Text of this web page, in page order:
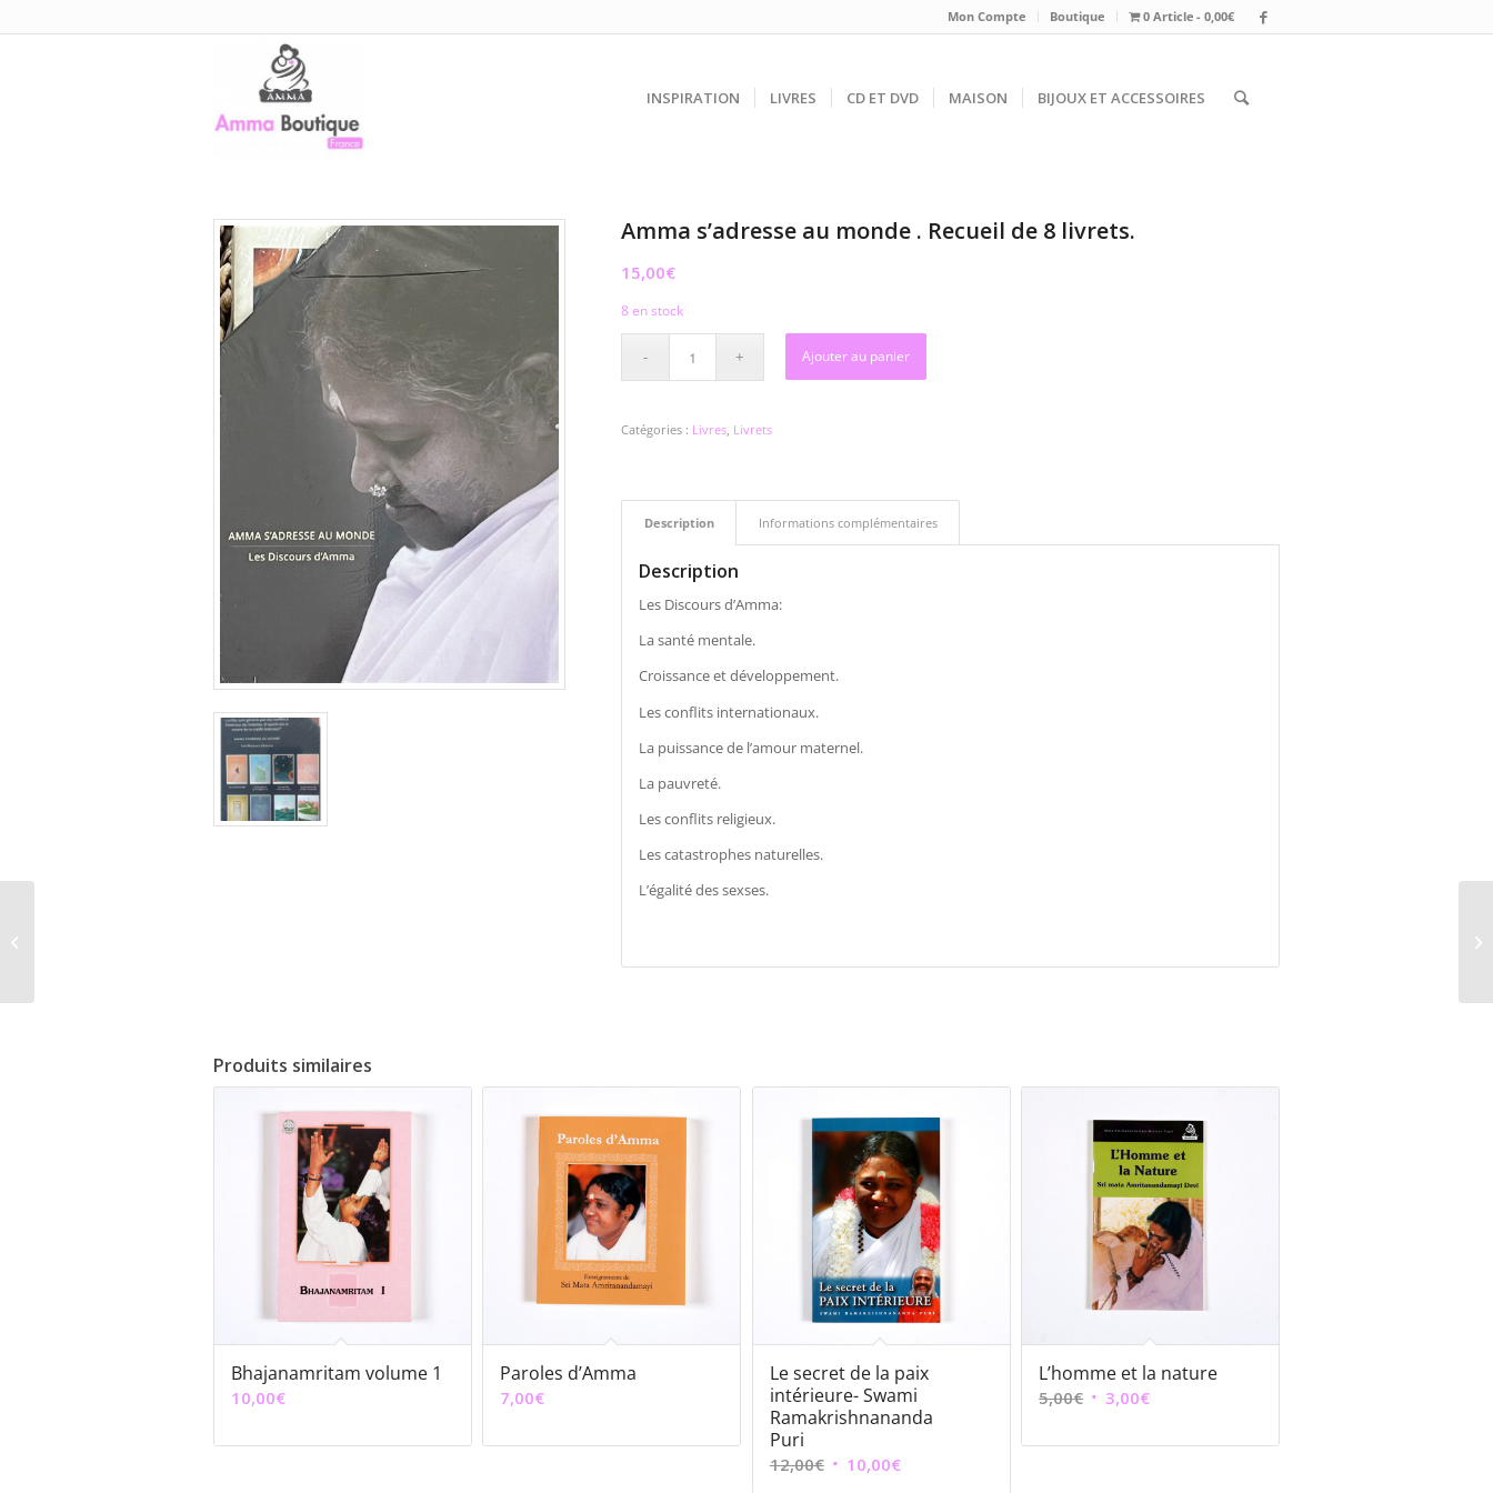
Mon Compte Boutique 0 Article 0,00€
INSPIRATION LIVRES CD ET DVD MAISON BIJOUX ET ACCESSOIRES
Amma s’adresse au monde . Recueil de 8 livrets.
15,00€
8 en stock
Ajouter au panier
Catégories : Livres, Livrets
Description Informations complémentaires
Description
Les Discours d’Amma:
La santé mentale.
Croissance et développement.
Les conflits internationaux.
La puissance de l’amour maternel.
La pauvreté.
Les conflits religieux.
Les catastrophes naturelles.
L’égalité des sexses.
Produits similaires
Bhajanamritam volume 1
10,00€
Paroles d’Amma
7,00€
Le secret de la paix
intérieure- Swami
Ramakrishnananda
Puri
12,00€ Le 10,00€Le
L’homme et la nature
5,00€ Le
initial
3,00€Le
actuel